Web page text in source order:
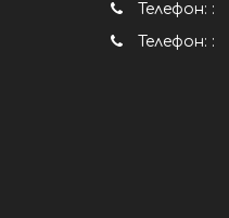
Телефон: :
Телефон: :